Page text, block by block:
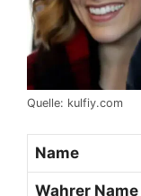
Quelle: kulfiy.com
Name
Wahrer Name